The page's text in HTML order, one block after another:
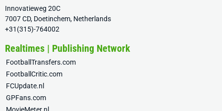
Innovatieweg 20C
7007 CD, Doetinchem, Netherlands
+31(315)-764002
Realtimes | Publishing Network
FootballTransfers.com
FootballCritic.com
FCUpdate.nl
GPFans.com